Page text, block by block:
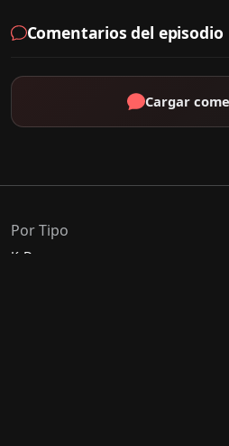
Comentarios del episodio
Cargar
Por Tipo
K-Drama